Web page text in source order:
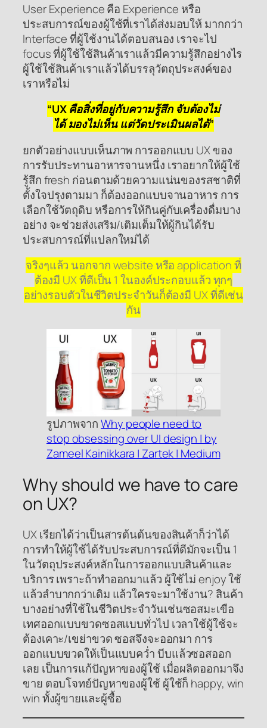
User Experience คือ Experience หรือ
ประสบการณ์ของผู้ใช้ที่เราได้ส่งมอบให้ มากกว่า
Interface ที่ผู้ใช้งานได้ตอบสนอง เราจะไป
focus ที่ผู้ใช้ใช้สินค้าเราแล้วมีความรู้สึกอย่างไร
ผู้ใช้ใช้สินค้าเราแล้วได้บรรลุวัตถุประสงค์ของ
เราหรือไม่
“UX คือสิ่งที่อยู่กับความรู้สึก จับต้องไม่
ได้ มองไม่เห็น แต่วัดประเมินผลได้”
ยกตัวอย่างแบบเห็นภาพ การออกแบบ UX ของ
การรับประทานอาหารจานหนึ่ง เราอยากให้ผู้ใช้
รู้สึก fresh ก่อนตามด้วยความแน่นของรสชาติที่
ตั้งใจปรุงตามมา ก็ต้องออกแบบจานอาหาร การ
เลือกใช้วัตถุดิบ หรือการให้กินคู่กับเครื่องดื่มบาง
อย่าง จะช่วยส่งเสริม/เติมเต็มให้ผู้กินได้รับ
ประสบการณ์ที่แปลกใหม่ได้
จริงๆแล้ว นอกจาก website หรือ application ที่
ต้องมี UX ที่ดีเป็น 1 ในองค์ประกอบแล้ว ทุกๆ
อย่างรอบตัวในชีวิตประจำวันก็ต้องมี UX ที่ดีเช่น
กัน
รูปภาพจากWhy people need to
stop obsessing over UI design | by
Zameel Kainikkara | Zartek | Medium
Why should we have to care
on UX?
UX เรียกได้ว่าเป็นสารต้นต้นของสินค้าก็ว่าได้
การทำให้ผู้ใช้ได้รับประสบการณ์ที่ดีมักจะเป็น 1
ในวัตถุประสงค์หลักในการออกแบบสินค้าและ
บริการ เพราะถ้าทำออกมาแล้ว ผู้ใช้ไม่ enjoy ใช้
แล้วลำบากกว่าเดิม แล้วใครจะมาใช้งาน? สินค้า
บางอย่างที่ใช้ในชีวิตประจำวันเช่นซอสมะเขือ
เทศออกแบบขวดซอสแบบทั่วไป เวลาใช้ผู้ใช้จะ
ต้องเคาะ/เขย่าขวด ซอสจึงจะออกมา การ
ออกแบบขวดให้เป็นแบบคว่ำ บีบแล้วซอสออก
เลย เป็นการแก้ปัญหาของผู้ใช้ เมื่อผลิตออกมาจึง
ขาย ตอบโจทย์ปัญหาของผู้ใช้ ผู้ใช้ก็ happy, win
win ทั้งผู้ขายและผู้ซื้อ